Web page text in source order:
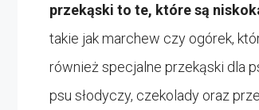
przekąski to te, które są
takie jak marchew czy ogórek,
również specjalne przekąski dla
psu słodyczy, czekolady oraz